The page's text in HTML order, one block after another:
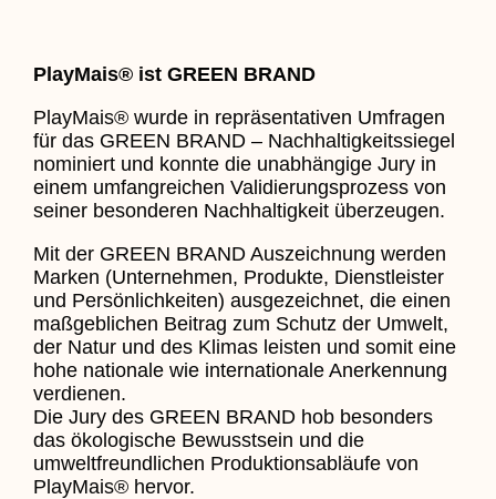
PlayMais® ist GREEN BRAND
PlayMais® wurde in repräsentativen Umfragen
für das GREEN BRAND – Nachhaltigkeitssiegel
nominiert und konnte die unabhängige Jury in
einem umfangreichen Validierungsprozess von
seiner besonderen Nachhaltigkeit überzeugen.
Mit der GREEN BRAND Auszeichnung werden
Marken (Unternehmen, Produkte, Dienstleister
und Persönlichkeiten) ausgezeichnet, die einen
maßgeblichen Beitrag zum Schutz der Umwelt,
der Natur und des Klimas leisten und somit eine
hohe nationale wie internationale Anerkennung
verdienen.
Die Jury des GREEN BRAND hob besonders
das ökologische Bewusstsein und die
umweltfreundlichen Produktionsabläufe von
PlayMais® hervor.